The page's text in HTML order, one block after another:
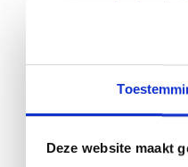
Deze website maakt